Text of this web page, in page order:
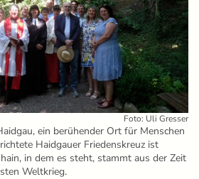
Foto: Uli Gresser
ein berühender Ort für Menschen
Haidgauer Friedenskreuz ist
in dem es steht, stammt aus der Zeit
Weltkrieg.